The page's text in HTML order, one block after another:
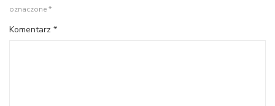
oznaczone*
Komentarz *